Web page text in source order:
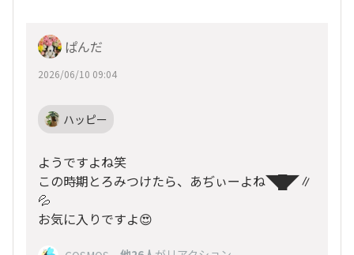
ぱんだ
2026/06/10 09:04
ハッピー
ようですよね笑
この時期とろみつけたら、あぢぃーよね◥█̆̈◤∥
💦
お気に入りですよ😍